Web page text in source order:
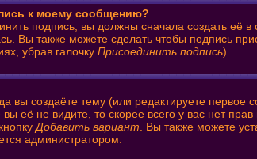
к моему сообщению?
подпись, вы должны сначала создать её
Вы также можете сделать чтобы подпись
убрав галочку Присоединить подпись)
вы создаёте тему (или редактируете
вы её не видите, то скорее всего у вас нет
Добавить вариант . Вы также можете
администратором.